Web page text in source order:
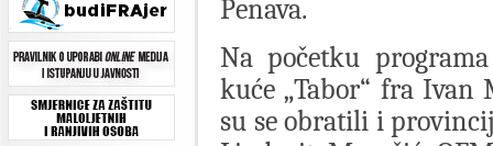
Penava.
Na početku
kuće „Tabor“ fra
su se obratili i